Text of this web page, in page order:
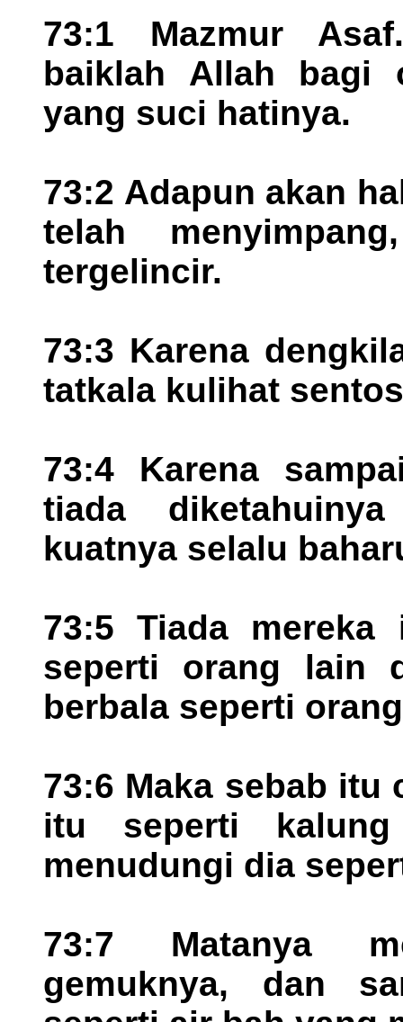
73:1 Mazmur
baiklah Allah bagi
yang suci hatinya.
73:2 Adapun akan
telah
tergelincir.
73:3 Karena
tatkala kulihat
73:4 Karena
tiada
kuatnya selalu
73:5 Tiada
seperti orang lain
berbala seperti
73:6 Maka sebab itu
itu seperti
menudungi dia
73:7 Matanya
gemuknya, dan